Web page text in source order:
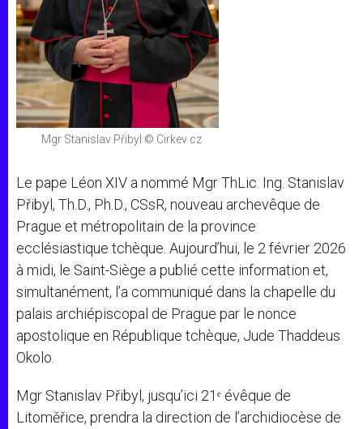
Mgr Stanislav Přibyl © Cirkev cz
Le pape Léon XIV a nommé Mgr ThLic. Ing. Stanislav
Přibyl, Th.D., Ph.D., CSsR, nouveau archevêque de
Prague et métropolitain de la province
ecclésiastique tchèque. Aujourd’hui, le 2février 2026
à midi, le Saint-Siège a publié cette information et,
simultanément, l’a communiqué dans la chapelle du
palais archiépiscopal de Prague par le nonce
apostolique en République tchèque, Jude Thaddeus
Okolo.
Mgr Stanislav Přibyl, jusqu’ici 21ᵉ évêque de
Litoměřice, prendra la direction de l’archidiocèse de